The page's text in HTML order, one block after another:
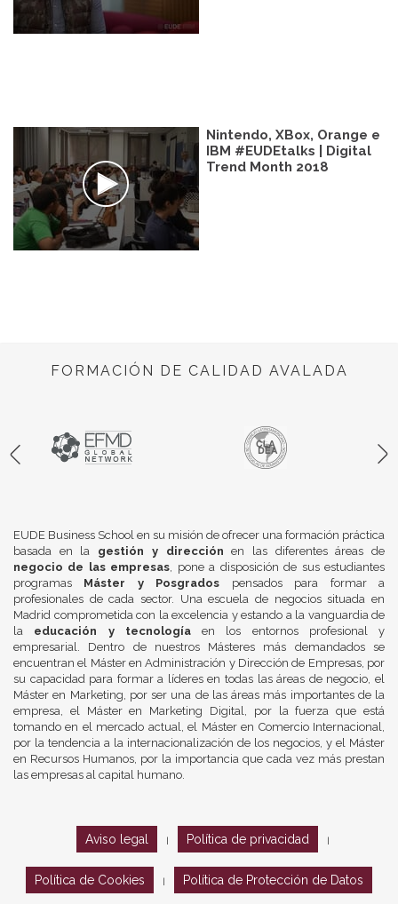
Nintendo, XBox, Orange e
IBM #EUDEtalks | Digital
Trend Month 2018
FORMACIÓN DE CALIDAD AVALADA
EUDE Business School en su misión de ofrecer una formación práctica
basada en la gestión y dirección en las diferentes áreas de
negocio de las empresas , pone a disposición de sus estudiantes
programas Máster y Posgrados pensados para formar a
profesionales de cada sector. Una escuela de negocios situada en
Madrid comprometida con la excelencia y estando a la vanguardia de
la educación y tecnologíaen los entornos profesional y
empresarial. Dentro de nuestros Másteres más demandados se
encuentran el Máster en Administración y Dirección de Empresas, por
su capacidad para formar a líderes en todas las áreas de negocio, el
Máster en Marketing, por ser una de las áreas más importantes de la
empresa, el Máster en Marketing Digital, por la fuerza que está
tomando en el mercado actual, el Máster en Comercio Internacional,
por la tendencia a la internacionalización de los negocios, y el Máster
en Recursos Humanos, por la importancia que cada vez más prestan
las empresas al capital humano.
Aviso legal Política de privacidad
Política de Cookies Política de Protección de Datos